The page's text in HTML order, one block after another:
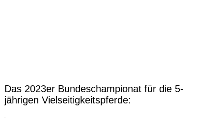
Das 2023er Bundeschampionat für die 5-
jährigen Vielseitigkeitspferde:
.